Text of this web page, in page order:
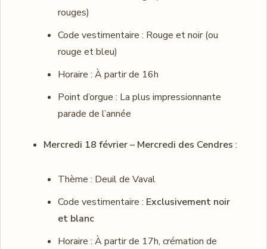
rouges)
Code vestimentaire : Rouge et noir (ou
rouge et bleu)
Horaire : À partir de 16h
Point d’orgue : La plus impressionnante
parade de l’année
Mercredi 18 février – Mercredi des Cendres :
Thème : Deuil de Vaval
Code vestimentaire : Exclusivement noir
et blanc
Horaire : À partir de 17h, crémation de